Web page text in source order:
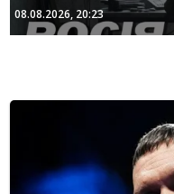
08.08.2026, 20:23